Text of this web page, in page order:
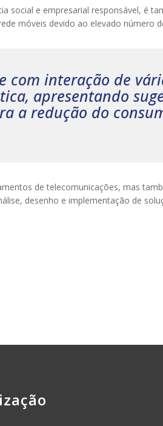
social e empresarial responsável, é
móveis devido ao elevado número
com interação de
apresentando
a redução do
de telecomunicações, mas
desenho e implementação de